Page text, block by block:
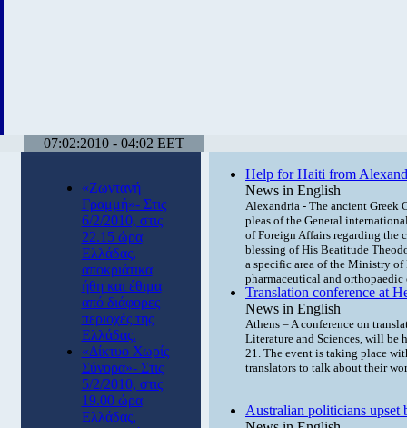
07:02:2010 - 04:02 EET
«Ζωντανή
Γραμμή»- Στις
6/2/2010, στις
22.15 ώρα
Ελλάδας,
αποκριάτικα
ήθη και έθιμα
από διάφορες
περιοχές της
Ελλάδας.
«Δίκτυο Χωρίς
Σύνορα»- Στις
5/2/2010, στις
19.00 ώρα
Ελλάδας,
Help for Haiti from
News in English
Alexandria - The ancient Greek
pleas of the General
of Foreign Affairs regarding the
blessing of His Beatitude
a specific area of the Ministry of
pharmaceutical and
Translation conference at
News in English
Athens – A conference on
Literature and Sciences, will be
21. The event is taking place
translators to talk about their
Australian politicians upset